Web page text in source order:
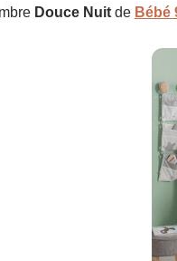
Douce Nuit de Bébé